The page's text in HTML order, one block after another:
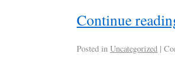
Continue
Posted in Uncategorized |